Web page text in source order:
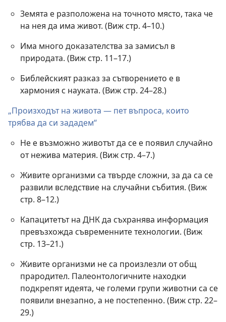
Земята е разположена на точното място, така че
на нея да има живот. (Виж стр. 4–10.)
Има много доказателства за замисъл в
природата. (Виж стр. 11–17.)
Библейският разказ за сътворението е в
хармония с науката. (Виж стр. 24–28.)
„Произходът на живота — пет въпроса, които
трябва да си зададем“
Не е възможно животът да се е появил случайно
от нежива материя. (Виж стр. 4–7.)
Живите организми са твърде сложни, за да са се
развили вследствие на случайни събития. (Виж
стр. 8–12.)
Капацитетът на ДНК да съхранява информация
превъзхожда съвременните технологии. (Виж
стр. 13–21.)
Живите организми не са произлезли от общ
прародител. Палеонтологичните находки
подкрепят идеята, че големи групи животни са се
появили внезапно, а не постепенно. (Виж стр. 22–
29.)